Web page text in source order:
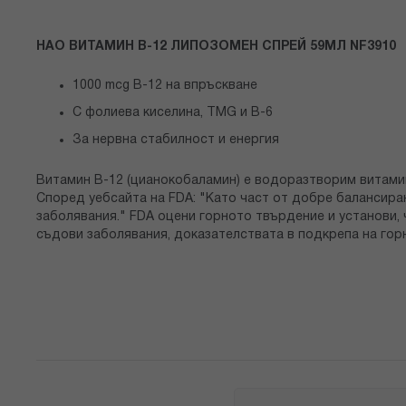
НАО ВИТАМИН В-12 ЛИПОЗОМЕН СПРЕЙ 59МЛ NF3910
1000 mcg B-12 на впръскване
С фолиева киселина, TMG и B-6
За нервна стабилност и енергия
Витамин В-12 (цианокобаламин) е водоразтворим
Според уебсайта на FDA: "Като част от добре
заболявания." FDA оцени горното твърдение и
съдови заболявания, доказателствата в подкрепа на